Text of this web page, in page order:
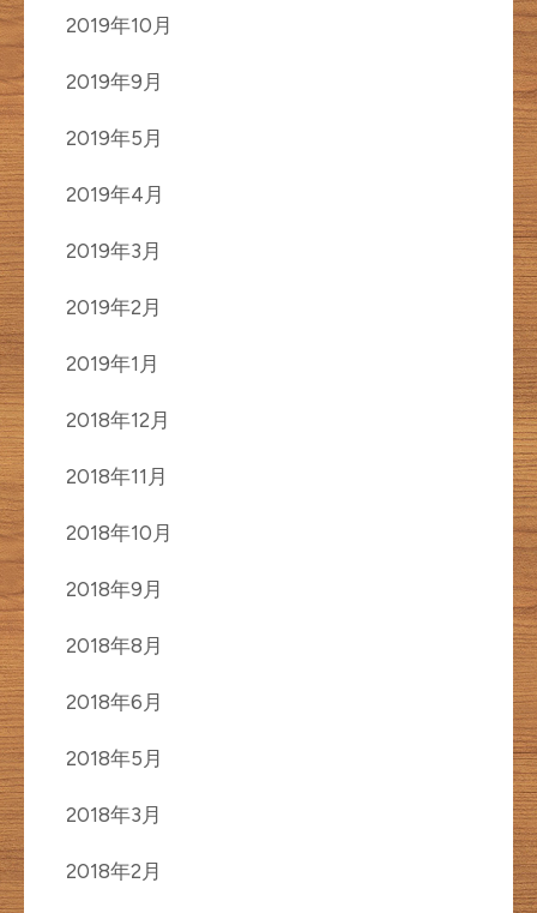
2019年10月
2019年9月
2019年5月
2019年4月
2019年3月
2019年2月
2019年1月
2018年12月
2018年11月
2018年10月
2018年9月
2018年8月
2018年6月
2018年5月
2018年3月
2018年2月